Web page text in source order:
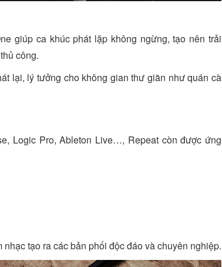
giúp ca khúc phát lặp không ngừng, tạo nên trải
công.
lại, lý tưởng cho không gian thư giãn như quán cà
Logic Pro, Ableton Live…, Repeat còn được ứng
tạo ra các bản phối độc đáo và chuyên nghiệp.